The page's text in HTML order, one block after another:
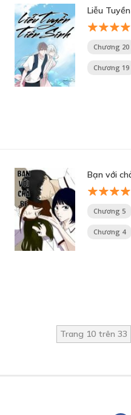
Liễu
Chương 20
Chương 19
Bạn với
Chương 5
Chương 4
Trang 10 trên 33